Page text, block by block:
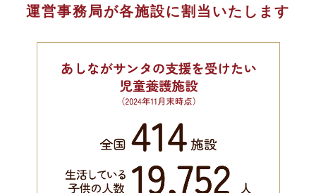
運営事務局が各施設に割当いたします